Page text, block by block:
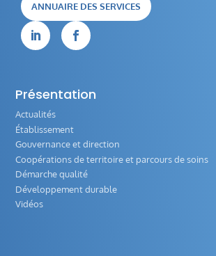
ANNUAIRE DES SERVICES
 
Présentation
Actualités
Établissement
Gouvernance et direction
Coopérations de territoire et parcours de soins
Démarche qualité
Développement durable
Vidéos